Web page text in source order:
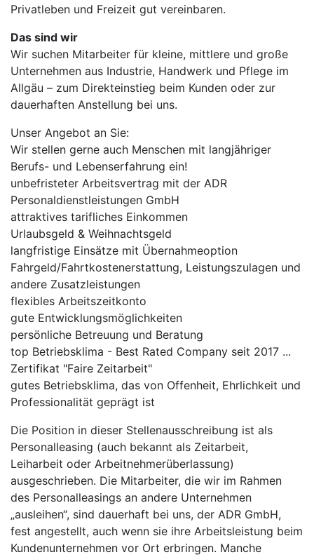
Privatleben und Freizeit gut vereinbaren.
Das sind wir
Wir suchen Mitarbeiter für kleine, mittlere und große
Unternehmen aus Industrie, Handwerk und Pflege im
Allgäu – zum Direkteinstieg beim Kunden oder zur
dauerhaften Anstellung bei uns.
Unser Angebot an Sie:
Wir stellen gerne auch Menschen mit langjähriger
Berufs- und Lebenserfahrung ein!
unbefristeter Arbeitsvertrag mit der ADR
Personaldienstleistungen GmbH
attraktives tarifliches Einkommen
Urlaubsgeld & Weihnachtsgeld
langfristige Einsätze mit Übernahmeoption
Fahrgeld/Fahrtkostenerstattung, Leistungszulagen und
andere Zusatzleistungen
flexibles Arbeitszeitkonto
gute Entwicklungsmöglichkeiten
persönliche Betreuung und Beratung
top Betriebsklima - Best Rated Company seit 2017 ...
Zertifikat "Faire Zeitarbeit"
gutes Betriebsklima, das von Offenheit, Ehrlichkeit und
Professionalität geprägt ist
Die Position in dieser Stellenausschreibung ist als
Personalleasing (auch bekannt als Zeitarbeit,
Leiharbeit oder Arbeitnehmerüberlassung)
ausgeschrieben. Die Mitarbeiter, die wir im Rahmen
des Personalleasings an andere Unternehmen
„ausleihen“, sind dauerhaft bei uns, der ADR GmbH,
fest angestellt, auch wenn sie ihre Arbeitsleistung beim
Kundenunternehmen vor Ort erbringen. Manche